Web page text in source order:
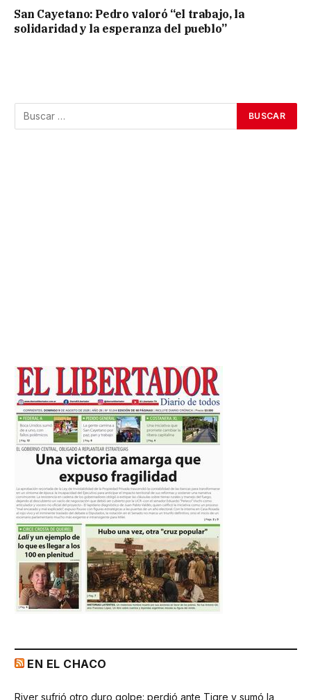
San Cayetano: Pedro valoró “el trabajo, la
solidaridad y la esperanza del pueblo”
EN EL CHACO
River sufrió otro duro golpe: perdió ante Tigre y sumó la